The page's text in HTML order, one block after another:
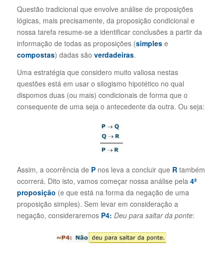
Questão tradicional que envolve análise de proposições
lógicas, mais precisamente, da proposição condicional e
nossa tarefa resume-se a identificar conclusões a partir da
informação de todas as proposições (simplese
compostas) dadas são verdadeiras.
Uma estratégia que considero muito valiosa nestas
questões está em usar o silogismo hipotético no qual
dispomos duas (ou mais) condicionais de forma que o
consequente de uma seja o antecedente da outra. Ou seja:
Assim, a ocorrência de Pnos leva a concluir que Rtambém
ocorrerá. Dito isto, vamos começar nossa análise pela 4ª
proposição (e que está na forma da negação de uma
proposição simples). Sem levar em consideração a
negação, consideraremos P4: Deu para saltar da ponte: